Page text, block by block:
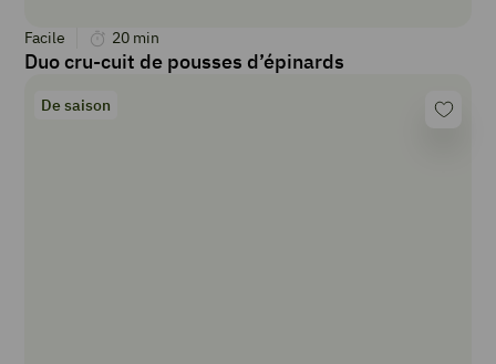
Facile 20 min
Duo cru-cuit de pousses d’épinards
De saison